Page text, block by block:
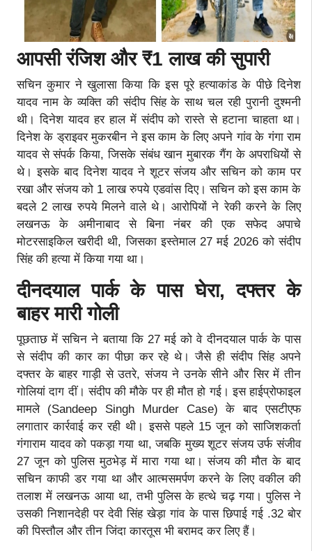
आपसी रंजिश और ₹1 लाख की सुपारी
सचिन कुमार ने खुलासा किया कि इस पूरे हत्याकांड के पीछे दिनेश
यादव नाम के व्यक्ति की संदीप सिंह के साथ चल रही पुरानी दुश्मनी
थी। दिनेश यादव हर हाल में संदीप को रास्ते से हटाना चाहता था।
दिनेश के ड्राइवर मुकरबीन ने इस काम के लिए अपने गांव के गंगा राम
यादव से संपर्क किया, जिसके संबंध खान मुबारक गैंग के अपराधियों से
थे। इसके बाद दिनेश यादव ने शूटर संजय और सचिन को काम पर
रखा और संजय को 1 लाख रुपये एडवांस दिए। सचिन को इस काम के
बदले 2 लाख रुपये मिलने वाले थे। आरोपियों ने रेकी करने के लिए
लखनऊ के अमीनाबाद से बिना नंबर की एक सफेद अपाचे
मोटरसाइकिल खरीदी थी, जिसका इस्तेमाल 27 मई 2026 को संदीप
सिंह की हत्या में किया गया था।
दीनदयाल पार्क के पास घेरा, दफ्तर के
बाहर मारी गोली
पूछताछ में सचिन ने बताया कि 27 मई को वे दीनदयाल पार्क के पास
से संदीप की कार का पीछा कर रहे थे। जैसे ही संदीप सिंह अपने
दफ्तर के बाहर गाड़ी से उतरे, संजय ने उनके सीने और सिर में तीन
गोलियां दाग दीं। संदीप की मौके पर ही मौत हो गई। इस हाईप्रोफाइल
मामले (Sandeep Singh Murder Case) के बाद एसटीएफ
लगातार कार्रवाई कर रही थी। इससे पहले 15 जून को साजिशकर्ता
गंगाराम यादव को पकड़ा गया था, जबकि मुख्य शूटर संजय उर्फ संजीव
27 जून को पुलिस मुठभेड़ में मारा गया था। संजय की मौत के बाद
सचिन काफी डर गया था और आत्मसमर्पण करने के लिए वकील की
तलाश में लखनऊ आया था, तभी पुलिस के हत्थे चढ़ गया। पुलिस ने
उसकी निशानदेही पर देवी सिंह खेड़ा गांव के पास छिपाई गई .32 बोर
की पिस्तौल और तीन जिंदा कारतूस भी बरामद कर लिए हैं।